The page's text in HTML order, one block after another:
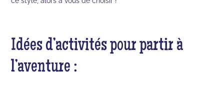
Idées d’activités pour partir à
l’aventure :